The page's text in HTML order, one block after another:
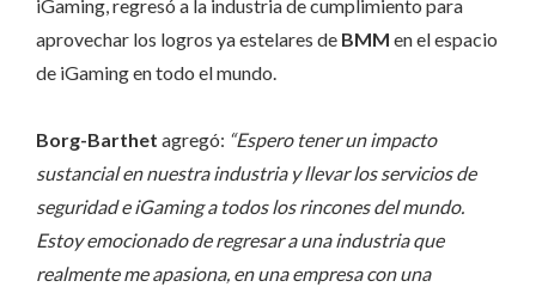
iGaming, regresó a la industria de cumplimiento para
aprovechar los logros ya estelares de BMM en el espacio
de iGaming en todo el mundo.
Borg-Barthet agregó: “Espero tener un impacto
sustancial en nuestra industria y llevar los servicios de
seguridad e iGaming a todos los rincones del mundo.
Estoy emocionado de regresar a una industria que
realmente me apasiona, en una empresa con una